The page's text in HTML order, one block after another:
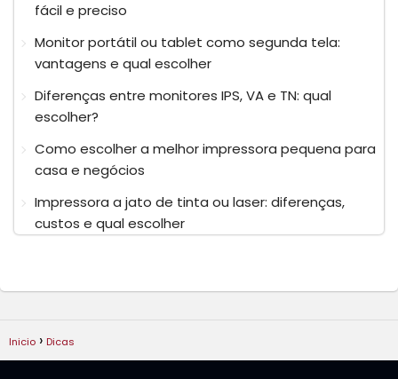
fácil e preciso
Monitor portátil ou tablet como segunda tela:
vantagens e qual escolher
Diferenças entre monitores IPS, VA e TN: qual
escolher?
Como escolher a melhor impressora pequena para
casa e negócios
Impressora a jato de tinta ou laser: diferenças,
custos e qual escolher
Inicio Dicas